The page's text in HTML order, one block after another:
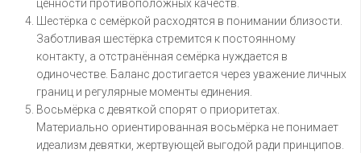
ценности противоположных качеств.
Шестёрка с семёркой расходятся в понимании близости.
Заботливая шестёрка стремится к постоянному
контакту, а отстранённая семёрка нуждается в
одиночестве. Баланс достигается через уважение личных
границ и регулярные моменты единения.
Восьмёрка с девяткой спорят о приоритетах.
Материально ориентированная восьмёрка не понимает
идеализм девятки, жертвующей выгодой ради принципов.